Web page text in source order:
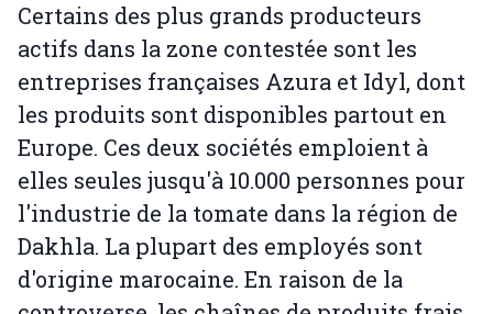
Certains des plus grands producteurs
actifs dans la zone contestée sont les
entreprises françaises Azura et Idyl, dont
les produits sont disponibles partout en
Europe. Ces deux sociétés emploient à
elles seules jusqu'à 10.000 personnes pour
l'industrie de la tomate dans la région de
Dakhla. La plupart des employés sont
d'origine marocaine. En raison de la